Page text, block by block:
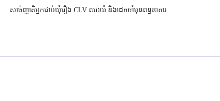
សាច់ញាតិអ្នកជាប់ឃុំរឿង CLV ឈរយំ និងដេកចាំមុនពន្ធនាគារ